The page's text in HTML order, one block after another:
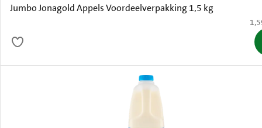
Jumbo Jonagold Appels Voordeelverpakking 1,5 kg
€